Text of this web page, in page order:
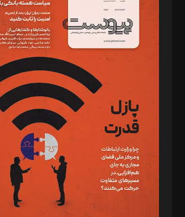
د‌بیر ناداستان: سمانه سمیع
د‌بیر خدمت و تجارت: ابوالفضل رجبی
د‌بیر حقوق فناوری: حسام‌الدین ایپکچی
د‌بیر پیوست جهان: مینا پاکدل
د‌بیر تحریریه آنلاین: بابک نقاش
تحریریه‌: مجتبی محمود‌ی، آرش برهمند، یسنا
مصطفی مسجدی آرانی، ابوالفضل رجبی، زهرا فکرانه،
رستمی،مصطفی باستان
ویرایش: نگار استاد‌‌آقا
طراح یونیفرم: مجید توکلی
فیلمبرداری و عکاسی: امیر شفیعی، مانی لطفی زاده
گرافیک و صفحه‌آرایی: سید‌سبحان‌علی ثابت
مد‌یر توسعه تجاری: کامبیز برید‌